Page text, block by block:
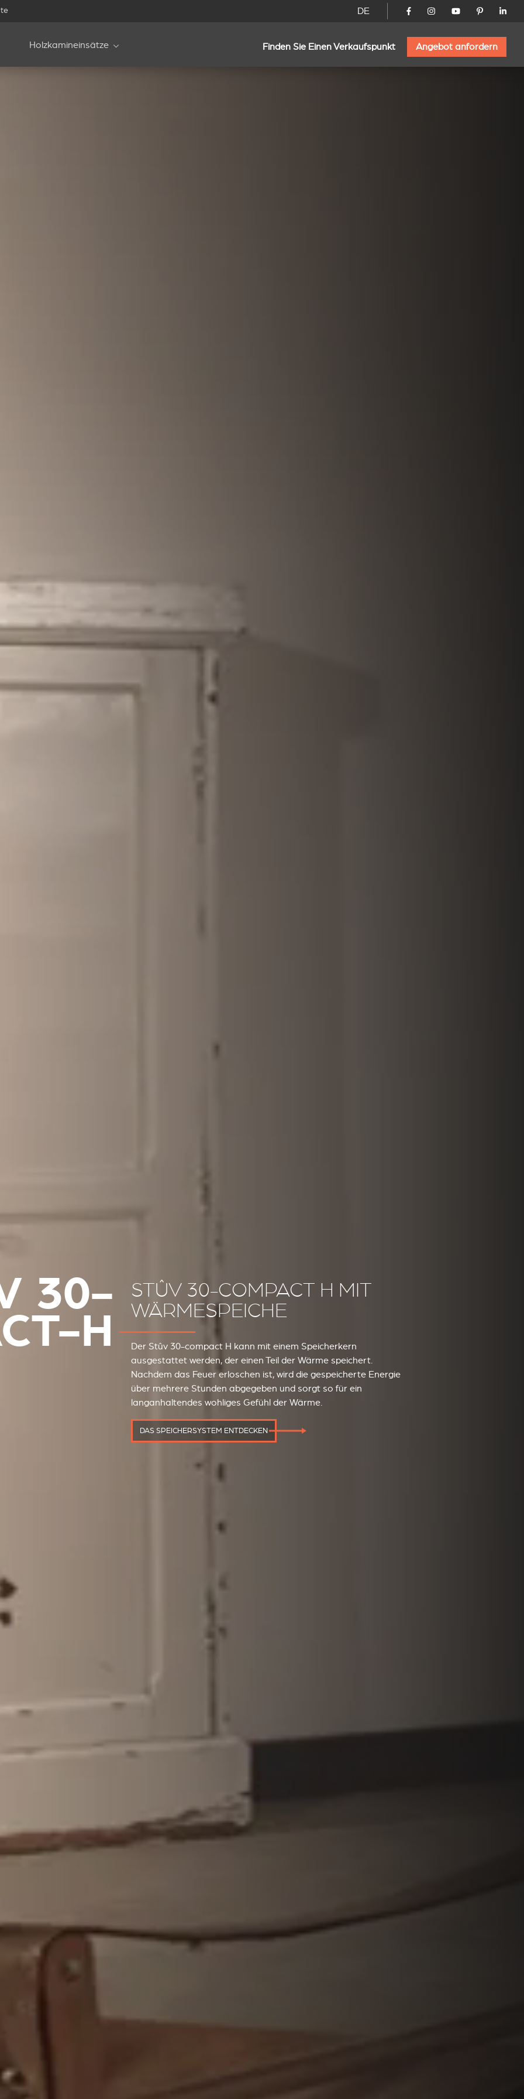
DE
Holzkamineinsätze Finden Sie Einen Verkaufspunkt Angebot anfordern
30-
H
STÛV 30-COMPACT H MIT
WÄRMESPEICHE
Der Stûv 30-compact H kann mit einem Speicherkern
ausgestattet werden, der einen Teil der Wärme speichert.
Nachdem das Feuer erloschen ist, wird die gespeicherte Energie
über mehrere Stunden abgegeben und sorgt so für ein
langanhaltendes wohliges Gefühl der Wärme.
DAS SPEICHERSYSTEM ENTDECKEN